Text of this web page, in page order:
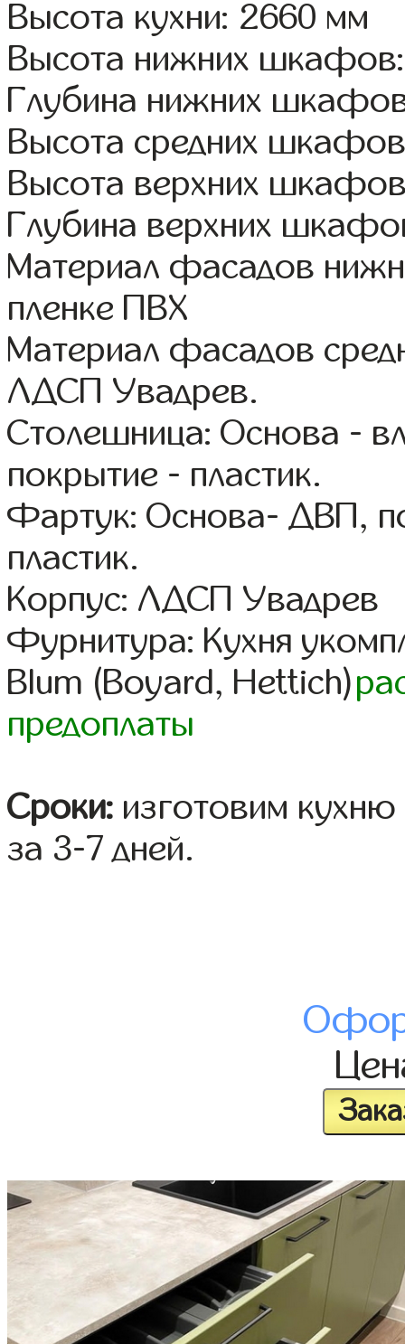
Высота кухни: 2660 мм
Высота нижних
Глубина нижних
Высота средних
Высота верхних
Глубина верхних
Материал фасадов
пленке ПВХ
Материал фасадов
ЛДСП Увадрев.
Столешница: Основа -
покрытие - пластик.
Фартук: Основа- ДВП,
пластик.
Корпус: ЛДСП Увадрев
Фурнитура: Кухня
Blum (Boyard, Hettich)
предоплаты
Сроки: изготовим
за 3-7 дней.